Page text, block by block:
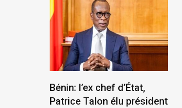
Bénin: l’ex chef d’État,
Patrice Talon élu président